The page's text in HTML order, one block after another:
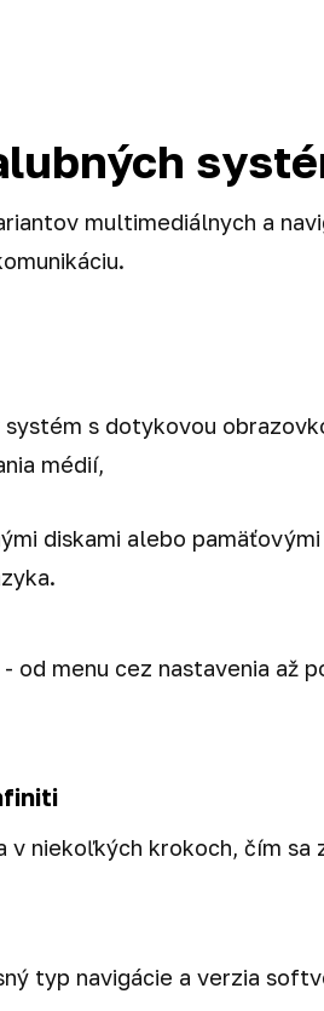
multimediálnych a
s dotykovou
médií,
diskami alebo
menu cez nastavenia až
niekoľkých krokoch, čím sa
typ navigácie a verzia